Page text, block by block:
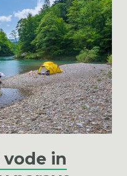
vode in